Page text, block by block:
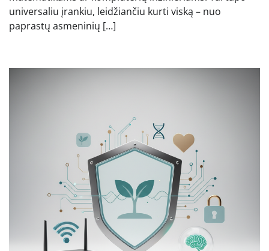
universaliu įrankiu, leidžiančiu kurti viską – nuo
paprastų asmeninių […]